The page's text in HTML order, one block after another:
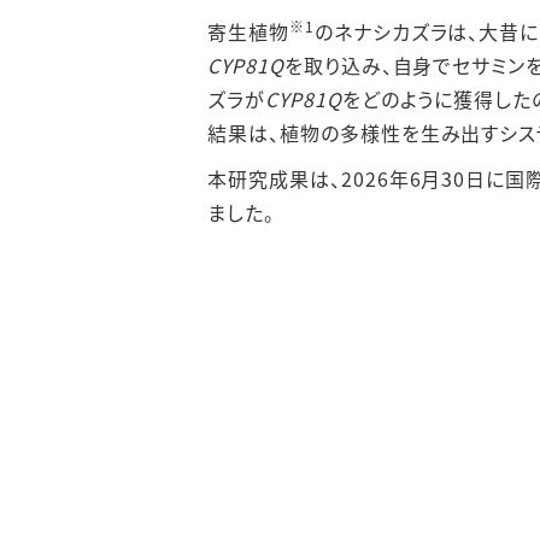
寄生植物※1 のネナシカズラは、大昔
CYP81Qを取り込み、自身でセサミン
ズラがCYP81Qをどのように獲得した
結果は、植物の多様性を生み出すシ
本研究成果は、2026年6月30日に国
ました。